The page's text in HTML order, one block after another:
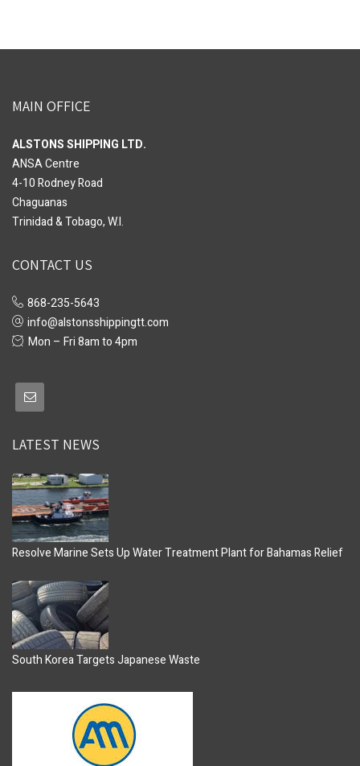
MAIN OFFICE
ALSTONS SHIPPING LTD.
ANSA Centre
4-10 Rodney Road
Chaguanas
Trinidad & Tobago, W.I.
CONTACT US
868-235-5643
info@alstonsshippingtt.com
Mon – Fri 8am to 4pm
LATEST NEWS
Resolve Marine Sets Up Water Treatment Plant for Bahamas Relief
South Korea Targets Japanese Waste